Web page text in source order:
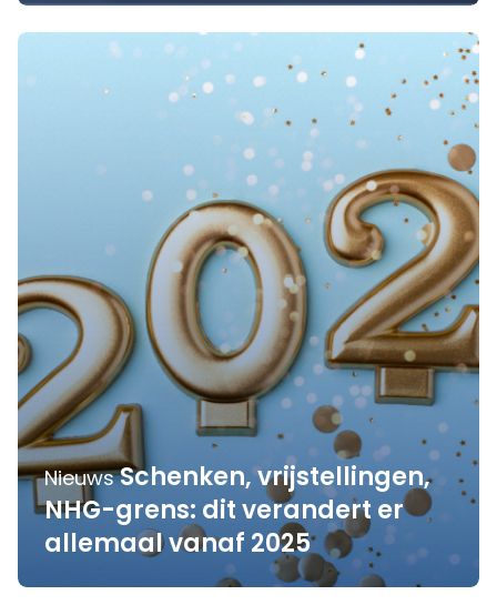
Nieuws Schenken, vrijstellingen,
NHG-grens: dit verandert er
allemaal vanaf 2025